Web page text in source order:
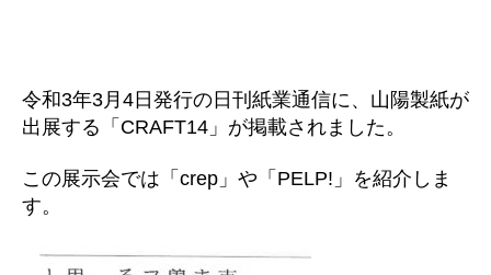
令和3年3 月 4日発行の日刊紙業通信に、山陽製紙が
出展する「CRAFT14」が掲載されました。
この展示会では「crep」や「PELP!」を紹介しま
す。